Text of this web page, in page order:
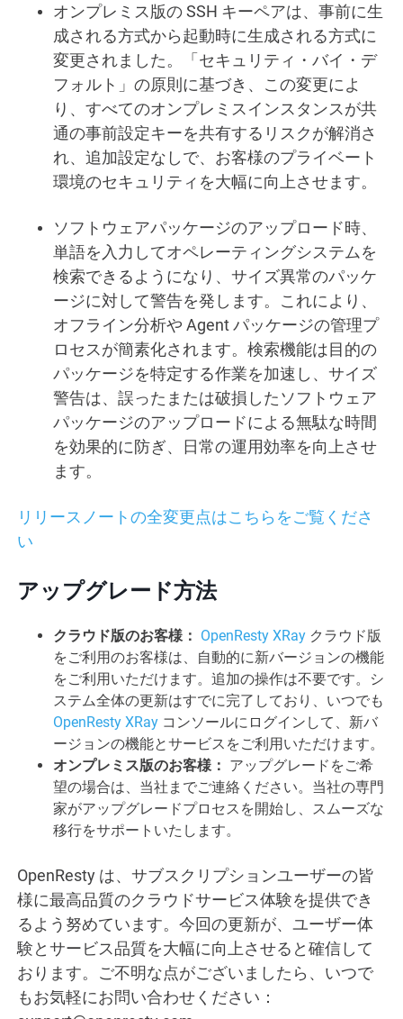
オンプレミス版の SSH キーペアは、事前に生
成される方式から起動時に生成される方式に
変更されました。「セキュリティ・バイ・デ
フォルト」の原則に基づき、この変更によ
り、すべてのオンプレミスインスタンスが共
通の事前設定キーを共有するリスクが解消さ
れ、追加設定なしで、お客様のプライベート
環境のセキュリティを大幅に向上させます。
ソフトウェアパッケージのアップロード時、
単語を入力してオペレーティングシステムを
検索できるようになり、サイズ異常のパッケ
ージに対して警告を発します。これにより、
オフライン分析や Agent パッケージの管理プ
ロセスが簡素化されます。検索機能は目的の
パッケージを特定する作業を加速し、サイズ
警告は、誤ったまたは破損したソフトウェア
パッケージのアップロードによる無駄な時間
を効果的に防ぎ、日常の運用効率を向上させ
ます。
リリースノートの全変更点はこちらをご覧くださ
い
アップグレード方法
クラウド版のお客様： OpenResty XRay クラウド版
をご利用のお客様は、自動的に新バージョンの機能
をご利用いただけます。追加の操作は不要です。シ
ステム全体の更新はすでに完了しており、いつでも
OpenResty XRay コンソールにログインして、新バ
ージョンの機能とサービスをご利用いただけます。
オンプレミス版のお客様： アップグレードをご希
望の場合は、当社までご連絡ください。当社の専門
家がアップグレードプロセスを開始し、スムーズな
移行をサポートいたします。
OpenResty は、サブスクリプションユーザーの皆
様に最高品質のクラウドサービス体験を提供でき
るよう努めています。今回の更新が、ユーザー体
験とサービス品質を大幅に向上させると確信して
おります。ご不明な点がございましたら、いつで
もお気軽にお問い合わせください：